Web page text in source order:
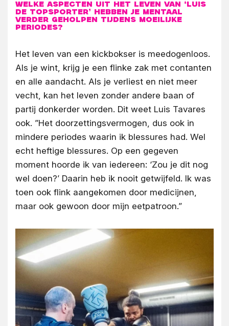
Welke aspecten uit het leven van ‘Luis
de topsporter’ hebben je mentaal
verder geholpen tijdens moeilijke
periodes?
Het leven van een kickbokser is meedogenloos.
Als je wint, krijg je een flinke zak met contanten
en alle aandacht. Als je verliest en niet meer
vecht, kan het leven zonder andere baan of
partij donkerder worden. Dit weet Luis Tavares
ook. ”Het doorzettingsvermogen, dus ook in
mindere periodes waarin ik blessures had. Wel
echt heftige blessures. Op een gegeven
moment hoorde ik van iedereen: ‘Zou je dit nog
wel doen?’ Daarin heb ik nooit getwijfeld. Ik was
toen ook flink aangekomen door medicijnen,
maar ook gewoon door mijn eetpatroon.”